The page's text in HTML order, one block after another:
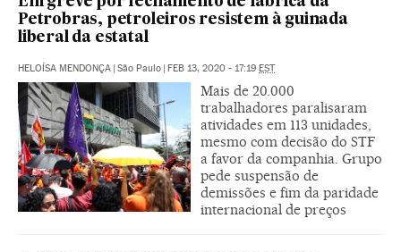
Petrobras, petroleiros resistem à guinada
liberal da estatal
HELOÍSA MENDONÇA | São Paulo | FEB 13, 2020 - 17:19 EST
Mais de 20.000
trabalhadores paralisaram
atividades em 113 unidades,
mesmo com decisão do STF
a favor da companhia. Grupo
pede suspensão de
demissões e fim da paridade
internacional de preços